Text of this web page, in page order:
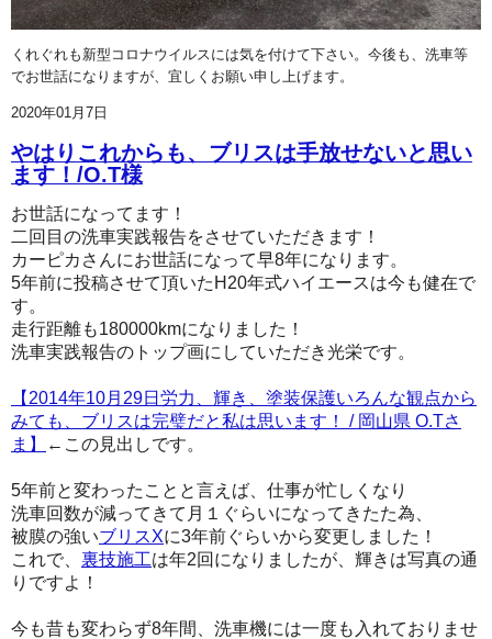
くれぐれも新型コロナウイルスには気を付けて下さい。今後も、洗車等
でお世話になりますが、宜しくお願い申し上げます。
2020年01月7日
やはりこれからも、ブリスは手放せないと思い
ます！/O.T様
お世話になってます！
二回目の洗車実践報告をさせていただきます！
カーピカさんにお世話になって早8年になります。
5年前に投稿させて頂いたH20年式ハイエースは今も健在で
す。
走行距離も180000kmになりました！
洗車実践報告のトップ画にしていただき光栄です。
【2014年10月29日労力、輝き、塗装保護いろんな観点から
みても、ブリスは完璧だと私は思います！ / 岡山県 O.Tさ
ま】
←この見出しです。
5年前と変わったことと言えば、仕事が忙しくなり
洗車回数が減ってきて月１ぐらいになってきたた為、
被膜の強いブリスXに3年前ぐらいから変更しました！
これで、 裏技施工は年2回になりましたが、輝きは写真の通
りですよ！
今も昔も変わらず8年間、洗車機には一度も入れておりませ